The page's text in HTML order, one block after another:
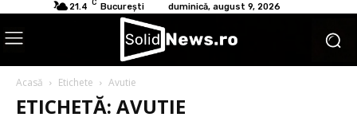
21.4 C București duminică, august 9, 2026
Acasă Etichete Avutie
ETICHETĂ: AVUTIE